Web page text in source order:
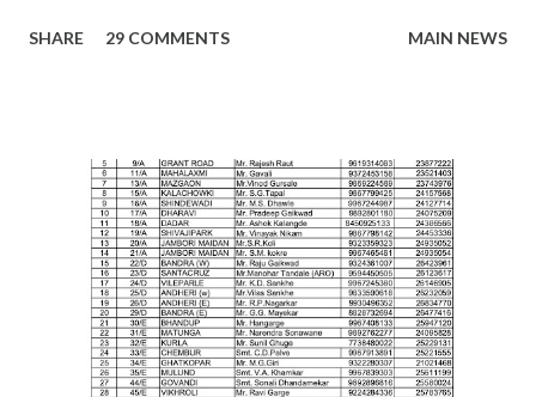
AHMEDNAGAR A.T. RATHOD (7045757882) 19C,
Road, ,Akola ,AKOLA H. Y. METKAR (9730155370)
AMARAVATI U.B.GHAROTE (9595829895) Office of the Joint
Commissioner,Jawade Compound, Near Bus
Stand,Amrawati-444 601 C. K. DANGE (9422844477)
AURANGABAD S. S. KALE (9987236658) Office of the Joint
Commissioner,,2nd floor, Nath Super Market,
Aurangpura,Aurangabad R. M. BAJAJ (9422496941)
SHARE 29 COMMENTS MAIN NEWS